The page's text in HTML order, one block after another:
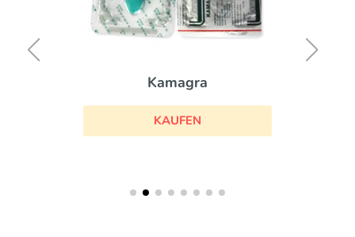
Kamagra
KAUFEN